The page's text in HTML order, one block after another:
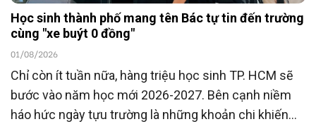
Học sinh thành phố mang tên Bác tự tin đến trường
cùng "xe buýt 0 đồng"
01/08/2026
Chỉ còn ít tuần nữa, hàng triệu học sinh TP. HCM sẽ
bước vào năm học mới 2026-2027. Bên cạnh niềm
háo hức ngày tựu trường là những khoản chi khiến